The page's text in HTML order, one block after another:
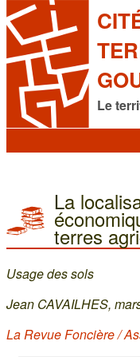
Le
La
terres
Usage des sols
Jean CAVAILHES,
La Revue Foncière /